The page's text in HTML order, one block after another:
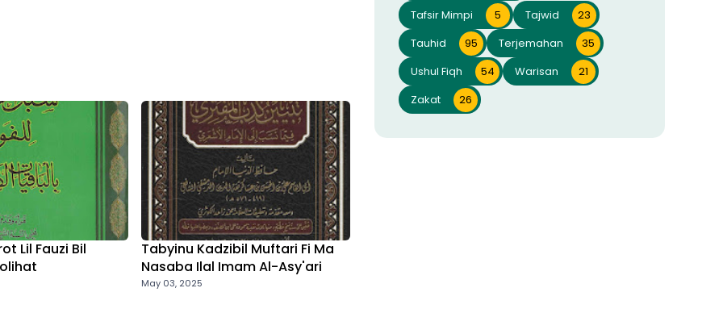
Lil Fauzi Bil
Tabyinu Kadzibil Muftari Fi Ma
Nasaba Ilal Imam Al-Asy'ari
May 03, 2025
Tafsir Mimpi
5 Tajwid
23
Tauhid
95 Terjemahan
35
Ushul Fiqh
54 Warisan
21
Zakat
26